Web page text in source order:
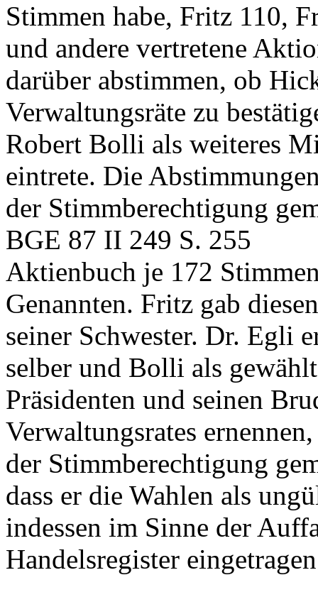
Stimmen habe, Fritz 110,
und andere vertretene
darüber abstimmen, ob
Verwaltungsräte zu
Robert Bolli als weiteres
eintrete. Die
der Stimmberechtigung
BGE 87 II 249 S. 255
Aktienbuch je 172
Genannten. Fritz gab
seiner Schwester. Dr. Egli
selber und Bolli als
Präsidenten und seinen
Verwaltungsrates
der Stimmberechtigung
dass er die Wahlen als
indessen im Sinne der
Handelsregister